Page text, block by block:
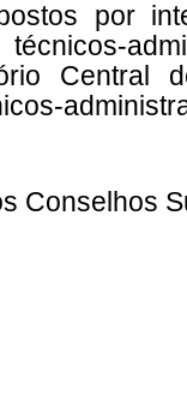
por
Central
Conselhos